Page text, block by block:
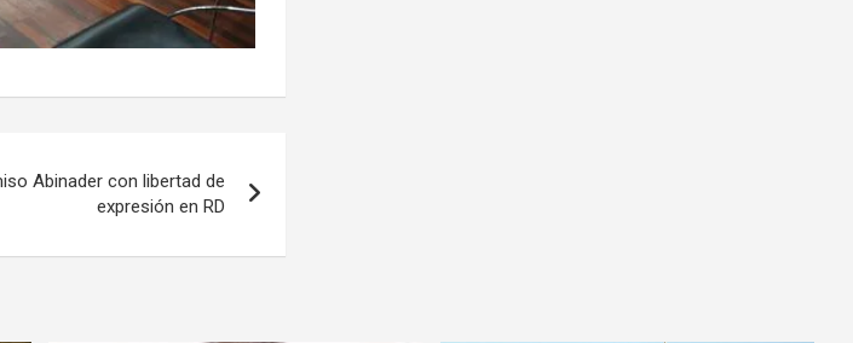
Abinader con libertad de
expresión en RD